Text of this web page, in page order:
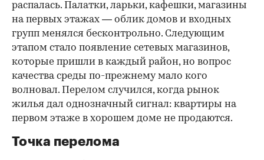
распалась. Палатки, ларьки, кафешки, магазины
на первых этажах — облик домов и входных
групп менялся бесконтрольно. Следующим
этапом стало появление сетевых магазинов,
которые пришли в каждый район, но вопрос
качества среды по-прежнему мало кого
волновал. Перелом случился, когда рынок
жилья дал однозначный сигнал: квартиры на
первом этаже в хорошем доме не продаются.
Точка перелома